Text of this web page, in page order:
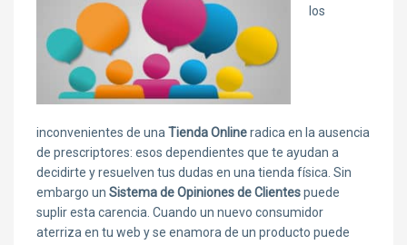
los
inconvenientes de una Tienda Onlineradica en la ausencia
de prescriptores: esos dependientes que te ayudan a
decidirte y resuelven tus dudas en una tienda física. Sin
embargo un Sistema de Opiniones de Clientespuede
suplir esta carencia. Cuando un nuevo consumidor
aterriza en tu web y se enamora de un producto puede